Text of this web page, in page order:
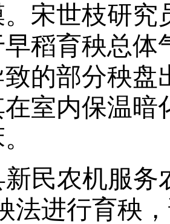
宋世枝研究
稻育秧总体
致的部分秧
室内保温暗
民农机服务
法进行育秧